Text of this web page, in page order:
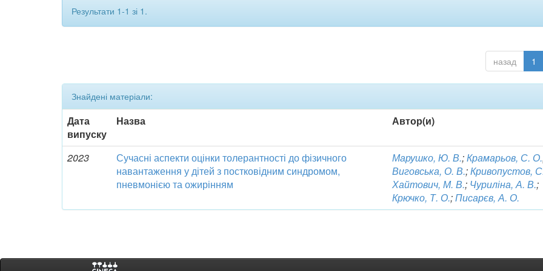
Результати 1-1 зі 1.
назад 1
Знайдені матеріали:
Дата
випуску
Назва Автор(и)
2023
Сучасні аспекти оцінки толерантності до фізичного
навантаження у дітей з постковідним синдромом,
пневмонією та ожирінням
Марушко, Ю. В.;Крамарьов, С. О.
Виговська, О. В.;Кривопустов,
Хайтович, М. В.; Чуриліна, А. В.;
Крючко, Т. О.;Писарєв, А. О.